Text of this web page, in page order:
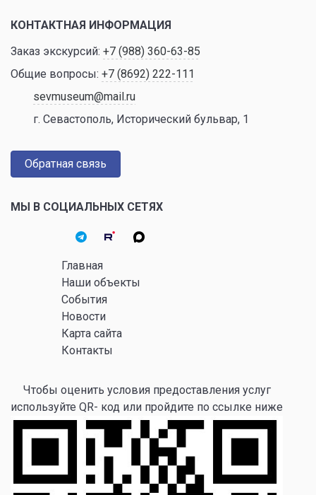
КОНТАКТНАЯ ИНФОРМАЦИЯ
Заказ экскурсий: +7 (988) 360-63-85
Общие вопросы: +7 (8692) 222-111
sevmuseum@mail.ru
г. Севастополь, Исторический бульвар, 1
Обратная связь
МЫ В СОЦИАЛЬНЫХ СЕТЯХ
Главная
Наши объекты
События
Новости
Карта сайта
Контакты
Чтобы оценить условия предоставления услуг
используйте QR- код или пройдите по ссылке ниже